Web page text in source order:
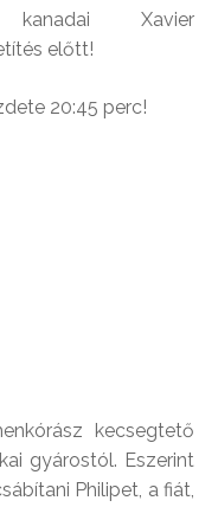
Xavier
előtt!
20:45 perc!
kecsegtető
gyárostól. Eszerint
Philipet, a fiát,